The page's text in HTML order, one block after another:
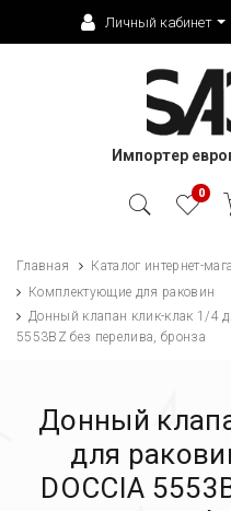
Личный кабинет
Импортер
0
Главная Каталог интернет-
Комплектующие для раковин
Донный клапан клик-клак 1/4
5553BZ без перелива, бронза
Донный
для
DOCCIA